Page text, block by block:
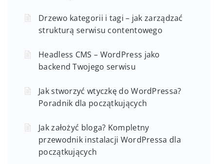
Drzewo kategorii i tagi – jak zarządzać
strukturą serwisu contentowego
Headless CMS – WordPress jako
backend Twojego serwisu
Jak stworzyć wtyczkę do WordPressa?
Poradnik dla początkujących
Jak założyć bloga? Kompletny
przewodnik instalacji WordPressa dla
początkujących